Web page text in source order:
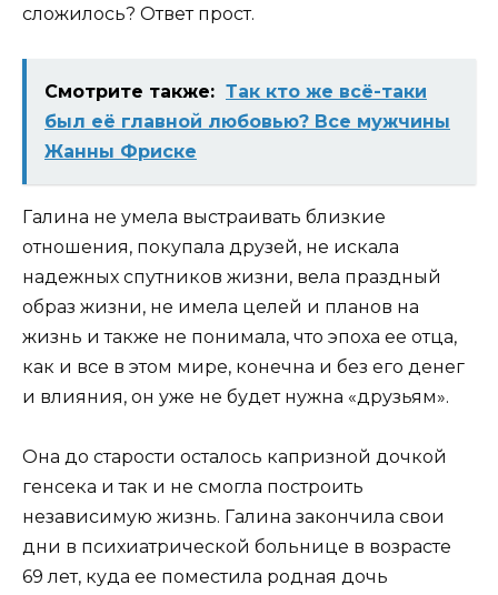
сложилось? Ответ прост.
Смотрите также: Так кто же всё-таки
был её главной любовью? Все мужчины
Жанны Фриске
Галина не умела выстраивать близкие
отношения, покупала друзей, не искала
надежных спутников жизни, вела праздный
образ жизни, не имела целей и планов на
жизнь и также не понимала, что эпоха ее отца,
как и все в этом мире, конечна и без его денег
и влияния, он уже не будет нужна «друзьям».
Она до старости осталось капризной дочкой
генсека и так и не смогла построить
независимую жизнь. Галина закончила свои
дни в психиатрической больнице в возрасте
69 лет, куда ее поместила родная дочь